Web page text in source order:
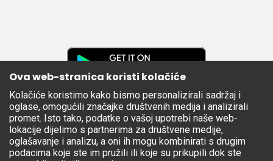
Apple
Store
Ova web-stranica koristi kolačiće
Kolačiće koristimo kako bismo personalizirali sadržaj i
oglase, omogućili značajke društvenih medija i analizirali
promet. Isto tako, podatke o vašoj upotrebi naše web-
lokacije dijelimo s partnerima za društvene medije,
oglašavanje i analizu, a oni ih mogu kombinirati s drugim
podacima koje ste im pružili ili koje su prikupili dok ste